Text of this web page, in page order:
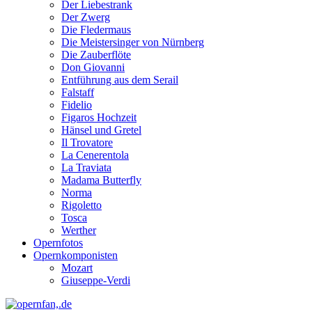
Der Liebestrank
Der Zwerg
Die Fledermaus
Die Meistersinger von Nürnberg
Die Zauberflöte
Don Giovanni
Entführung aus dem Serail
Falstaff
Fidelio
Figaros Hochzeit
Hänsel und Gretel
Il Trovatore
La Cenerentola
La Traviata
Madama Butterfly
Norma
Rigoletto
Tosca
Werther
Opernfotos
Opernkomponisten
Mozart
Giuseppe-Verdi